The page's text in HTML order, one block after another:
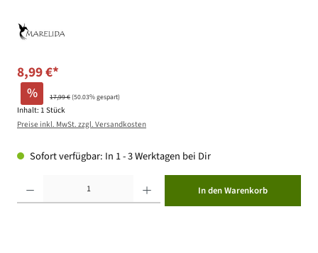
8,99 €*
% 17,99 €(50.03% gespart)
Inhalt: 1 Stück
Preise inkl. MwSt. zzgl. Versandkosten
Sofort verfügbar: In 1 - 3 Werktagen bei Dir
In den Warenkorb